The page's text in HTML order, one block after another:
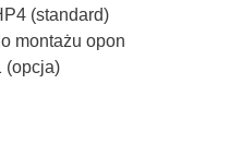
(standard)
montażu opon
(opcja)